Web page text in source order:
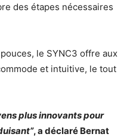
des étapes nécessaires
le SYNC3 offre aux
et intuitive, le tout
plus innovants pour
, a déclaré Bernat